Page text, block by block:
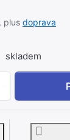
plus doprava
skladem
Příruba